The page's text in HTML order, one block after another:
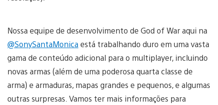
Nossa equipe de desenvolvimento de God of War aqui na
@SonySantaMonicaestá trabalhando duro em uma vasta
gama de conteúdo adicional para o multiplayer, incluindo
novas armas (além de uma poderosa quarta classe de
arma) e armaduras, mapas grandes e pequenos, e algumas
outras surpresas. Vamos ter mais informações para